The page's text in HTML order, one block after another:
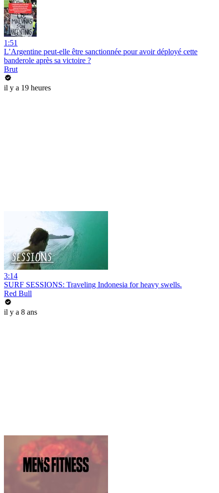
1:51
L’Argentine peut-elle être sanctionnée pour avoir déployé cette
banderole après sa victoire ?
Brut
il y a 19 heures
3:14
SURF SESSIONS: Traveling Indonesia for heavy swells.
Red Bull
il y a 8 ans